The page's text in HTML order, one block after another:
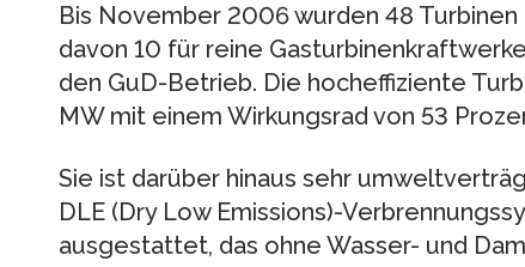
Bis November 2006 wurden 48
davon 10 für reine
den GuD-Betrieb. Die hocheffiziente
MW mit einem Wirkungsrad von 53
Sie ist darüber hinaus sehr
DLE (Dry Low Emissions)-
ausgestattet, das ohne Wasser- und